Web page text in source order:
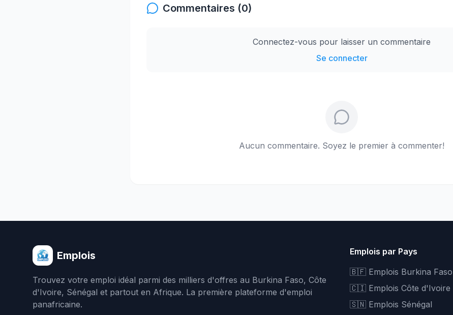
Commentaires (0)
Connectez-vous pour laisser un commentaire
Se connecter
Aucun commentaire. Soyez le premier à commenter!
Emplois
Trouvez votre emploi idéal parmi des milliers d'offres au Burkina Faso, Côte
d'Ivoire, Sénégal et partout en Afrique. La première plateforme d'emploi
panafricaine.
Emplois par Pays
🇧🇫 Emplois Burkina Faso
🇨🇮 Emplois Côte d'Ivoire
🇸🇳 Emplois Sénégal